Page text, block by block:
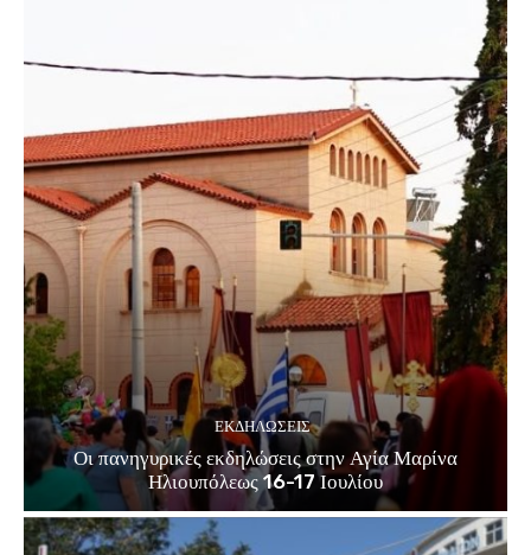
ΕΚΔΗΛΏΣΕΙΣ
Οι πανηγυρικές εκδηλώσεις στην Αγία Μαρίνα
Ηλιουπόλεως 16-17 Ιουλίου